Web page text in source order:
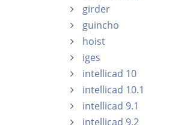
girder
guincho
hoist
iges
intellicad 10
intellicad 10.1
intellicad 9.1
intellicad 9.2